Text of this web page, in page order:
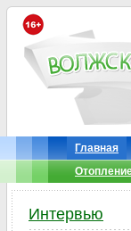
Главная
Интервью